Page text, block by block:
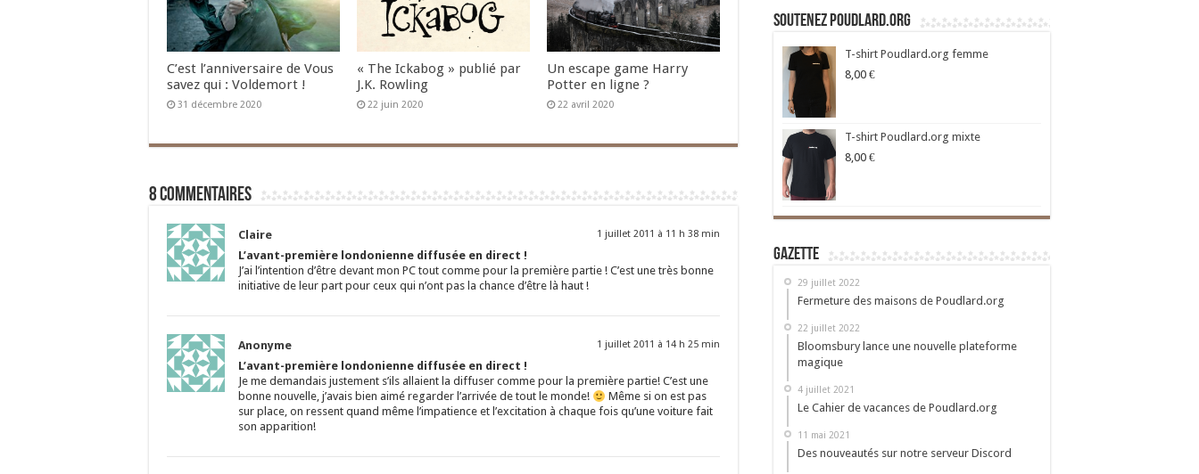
C’est l’anniversaire de Vous
savez qui : Voldemort !
31 décembre 2020
« The Ickabog » publié par
J.K. Rowling
22 juin 2020
Un escape game Harry
Potter en ligne ?
22 avril 2020
8 commentaires
Claire 1 juillet 2011 à 11 h 38 min
L’avant-première londonienne diffusée en direct !
J’ai l’intention d’être devant mon PC tout comme pour la première partie ! C’est une très bonne
initiative de leur part pour ceux qui n’ont pas la chance d’être là haut !
Anonyme 1 juillet 2011 à 14 h 25 min
L’avant-première londonienne diffusée en direct !
Je me demandais justement s’ils allaient la diffuser comme pour la première partie! C’est une
bonne nouvelle, j’avais bien aimé regarder l’arrivée de tout le monde!
Même si on est pas
sur place, on ressent quand même l’impatience et l’excitation à chaque fois qu’une voiture fait
son apparition!
Soutenez Poudlard.org
T-shirt Poudlard.org femme
8,00 €
T-shirt Poudlard.org mixte
8,00 €
Gazette
29 juillet 2022
Fermeture des maisons de Poudlard.org
22 juillet 2022
Bloomsbury lance une nouvelle plateforme
magique
4 juillet 2021
Le Cahier de vacances de Poudlard.org
11 mai 2021
Des nouveautés sur notre serveur Discord